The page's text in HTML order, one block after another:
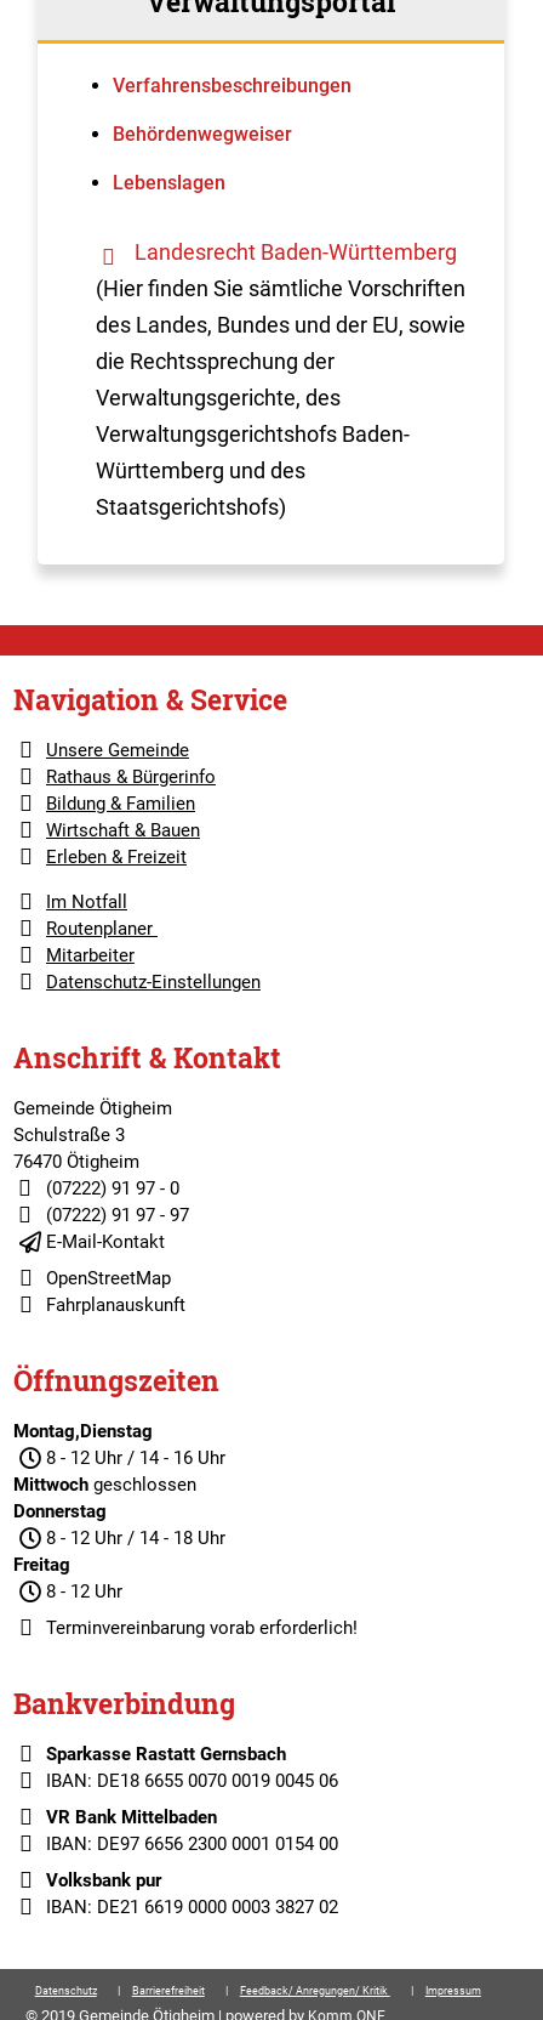
Verfahrens­beschreibungen
Behördenwegweiser
Lebenslagen
Landesrecht Baden-Württemberg
(Hier finden Sie sämtliche Vorschriften
des Landes, Bundes und der EU, sowie
die Rechtssprechung der
Verwaltungsgerichte, des
Verwaltungsgerichtshofs Baden-
Württemberg und des
Staatsgerichtshofs)
Navigation & Service
Unsere Gemeinde
Rathaus & Bürgerinfo
Bildung & Familien
Wirtschaft & Bauen
Erleben & Freizeit
Im Notfall
Routenplaner
Mitarbeiter
Datenschutz-Einstellungen
Anschrift & Kontakt
Gemeinde Ötigheim
Schulstraße 3
76470 Ötigheim
(07222) 91 97 - 0
(07222) 91 97 - 97
E-Mail-Kontakt
OpenStreetMap
Fahrplanauskunft
Öffnungszeiten
Montag,Dienstag
8 - 12 Uhr / 14 - 16 Uhr
Mittwochgeschlossen
Donnerstag
8 - 12 Uhr / 14 - 18 Uhr
Freitag
8 - 12 Uhr
Terminvereinbarungvorab erforderlich!
Bankverbindung
Sparkasse Rastatt Gernsbach
IBAN: DE18 6655 0070 0019 0045 06
VR Bank Mittelbaden
IBAN: DE97 6656 2300 0001 0154 00
Volksbank pur
IBAN: DE21 6619 0000 0003 3827 02
Datenschutz Barrierefreiheit Feedback/ Anregungen/ Kritik Impressum
© 2019 Gemeinde Ötigheim | powered by Komm.ONE